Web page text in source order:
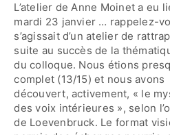
Accès
L’atelier de Anne Moinet a eu
mardi 23 janvier … rappelez-
s’agissait d’un atelier de
suite au succès de la
du colloque. Nous étions
complet (13/15) et nous avons
découvert, activement, « le
des voix intérieures », selon
de Loevenbruck. Le format